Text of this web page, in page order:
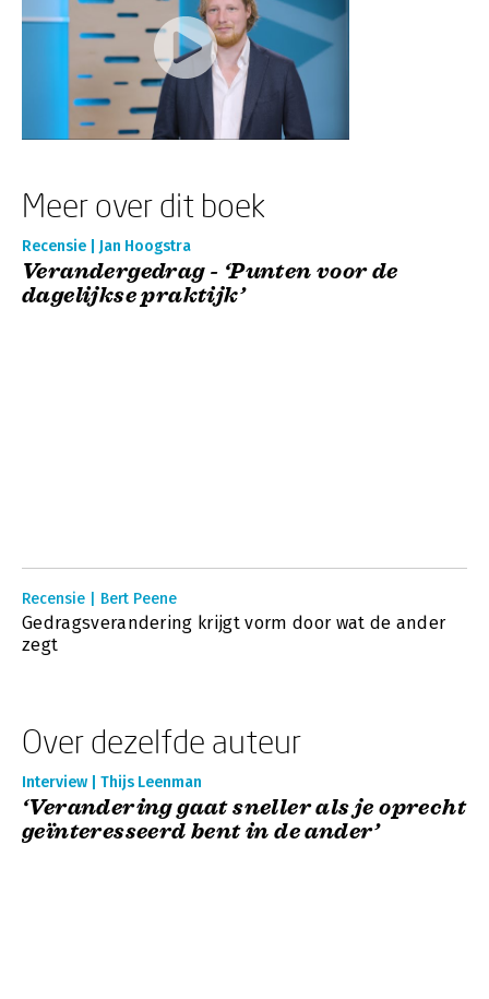
Meer over dit boek
Recensie | Jan Hoogstra
Verandergedrag - ‘Punten voor de
dagelijkse praktijk’
Recensie | Bert Peene
Gedragsverandering krijgt vorm door wat de ander
zegt
Over dezelfde auteur
Interview | Thijs Leenman
‘Verandering gaat sneller als je oprecht
geïnteresseerd bent in de ander’